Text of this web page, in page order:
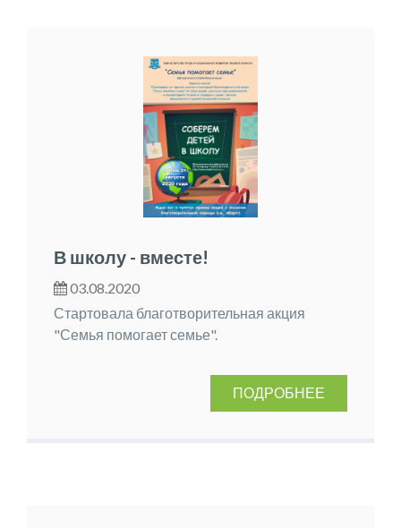
В школу - вместе!
03.08.2020
Стартовала благотворительная акция
"Семья помогает семье".
ПОДРОБНЕЕ